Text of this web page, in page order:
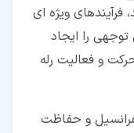
ویژه ای
را ایجاد
و فعالیت رله
و حفاظت